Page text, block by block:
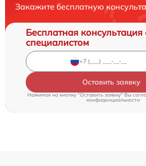
Закажите бесплатную
Бесплатная консультация
специалистом
Оставить заявку
Нажимая на кнопку "Оставить заявку" Вы
конфиденциальности